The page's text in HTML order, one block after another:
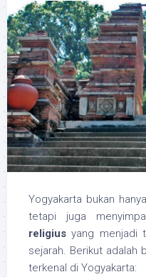
Yogyakarta bukan
tetapi juga
religius yang menjadi
sejarah. Berikut adalah
terkenal di Yogyakarta: